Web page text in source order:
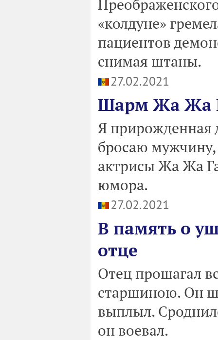
«колдуне»
пациентов
снимая штаны.
27.02.2021
Шарм Жа Жа
Я прирожденная
бросаю мужчину,
актрисы Жа Жа
юмора.
27.02.2021
В память о
отце
Отец прошагал
старшиною. Он
выплыл.
он воевал.